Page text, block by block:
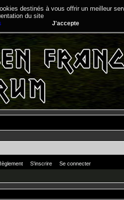
destinés à vous offrir un meilleur
du site
J'accepte
S'inscrire Se connecter